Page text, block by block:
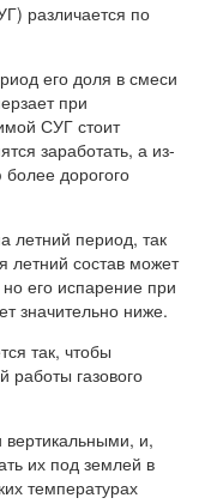
различается по
его доля в смеси
при
СУГ стоит
заработать, а из-
дорогого
летний период, так
летний состав может
его испарение при
значительно ниже.
так, чтобы
работы газового
вертикальными, и,
их под землей в
температурах